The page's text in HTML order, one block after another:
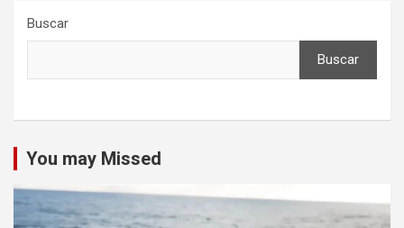
Buscar
Buscar
You may Missed